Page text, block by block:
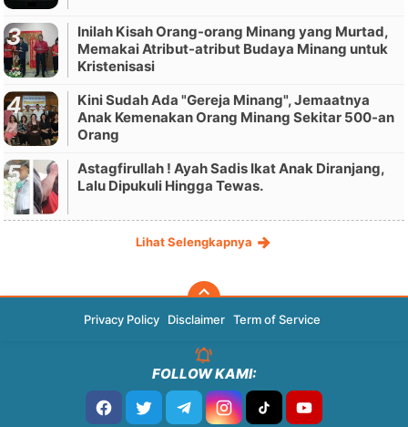
Inilah Kisah Orang-orang Minang yang Murtad,
Memakai Atribut-atribut Budaya Minang untuk
Kristenisasi
Kini Sudah Ada "Gereja Minang", Jemaatnya
Anak Kemenakan Orang Minang Sekitar 500-an
Orang
Astagfirullah ! Ayah Sadis Ikat Anak Diranjang,
Lalu Dipukuli Hingga Tewas.
Lihat Selengkapnya
Privacy Policy Disclaimer Term of Service
FOLLOW KAMI: